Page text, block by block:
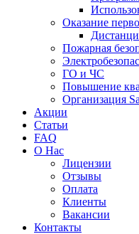
Оказание
Пожарная
ГО и ЧС
Повышение
Организация
Акции
Статьи
FAQ
О Нас
Лицензии
Отзывы
Оплата
Клиенты
Вакансии
Контакты